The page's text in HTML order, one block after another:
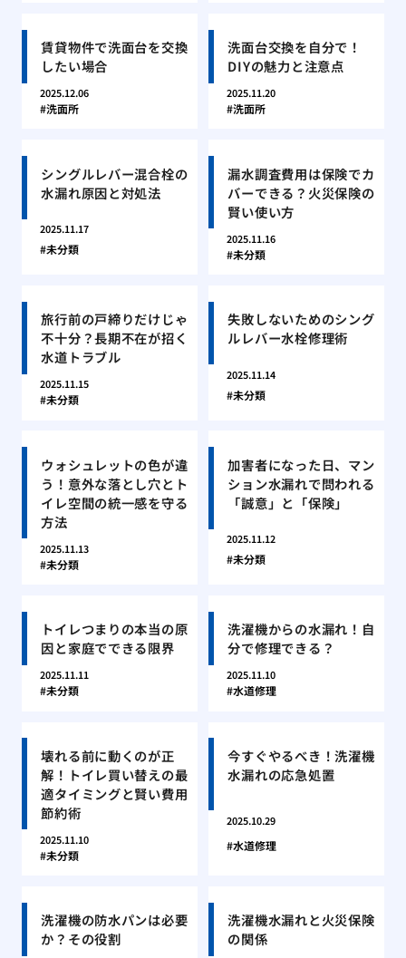
賃貸物件で洗面台を交換
したい場合
2025.12.06
洗面所
洗面台交換を自分で！
DIYの魅力と注意点
2025.11.20
洗面所
シングルレバー混合栓の
水漏れ原因と対処法
2025.11.17
未分類
漏水調査費用は保険でカ
バーできる？火災保険の
賢い使い方
2025.11.16
未分類
旅行前の戸締りだけじゃ
不十分？長期不在が招く
水道トラブル
2025.11.15
未分類
失敗しないためのシング
ルレバー水栓修理術
2025.11.14
未分類
ウォシュレットの色が違
う！意外な落とし穴とト
イレ空間の統一感を守る
方法
2025.11.13
未分類
加害者になった日、マン
ション水漏れで問われる
「誠意」と「保険」
2025.11.12
未分類
トイレつまりの本当の原
因と家庭でできる限界
2025.11.11
未分類
洗濯機からの水漏れ！自
分で修理できる？
2025.11.10
水道修理
壊れる前に動くのが正
解！トイレ買い替えの最
適タイミングと賢い費用
節約術
2025.11.10
未分類
今すぐやるべき！洗濯機
水漏れの応急処置
2025.10.29
水道修理
洗濯機の防水パンは必要
か？その役割
洗濯機水漏れと火災保険
の関係